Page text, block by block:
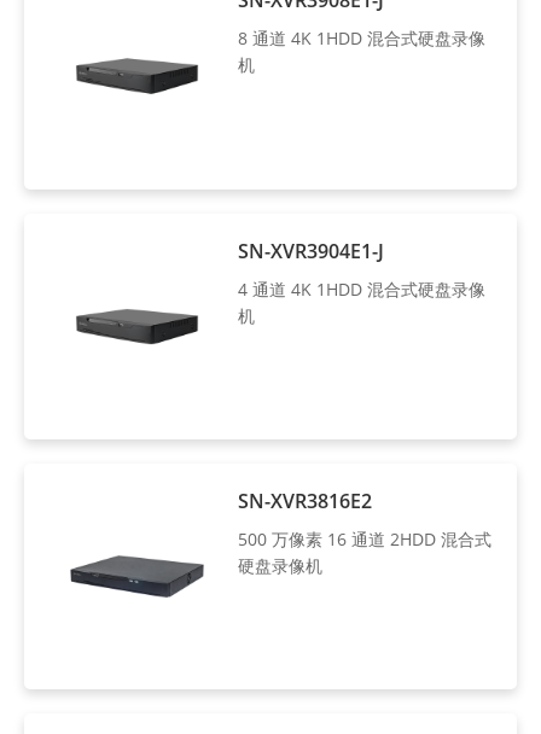
8 通道 4K 1HDD 混合式硬盘录像
机
SN-XVR3904E1-J
4 通道 4K 1HDD 混合式硬盘录像
机
SN-XVR3816E2
500 万像素 16 通道 2HDD 混合式
硬盘录像机